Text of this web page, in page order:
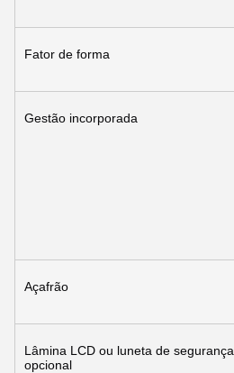
Fator de forma
Gestão incorporada
Açafrão
Lâmina LCD ou luneta de segurança
opcional